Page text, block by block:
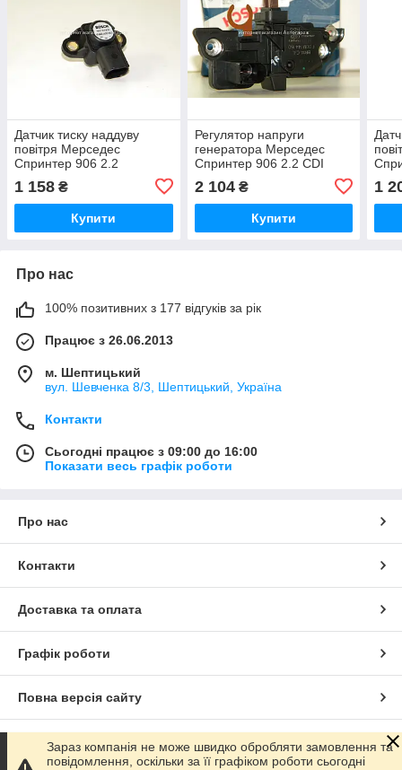
Датчик тиску наддуву
повітря Мерседес
Спринтер 906 2.2
CDI(OM646)/3.0 CDI 2006-
>
BOSCH(Німеччина)0261230193
1 158 ₴
Купити
Регулятор напруги
генератора Мерседес
Спринтер 906 2.2 CDI
(Німеччина) F00M144150
2 104₴
Купити
1
Про нас
100% позитивних з 177 відгуків за рік
Працює з 26.06.2013
м. Шептицький
вул. Шевченка 8/3, Шептицький, Україна
Контакти
Сьогодні працює з 09:00 до 16:00
Показати весь графік роботи
Про нас
Контакти
Доставка та оплата
Графік роботи
Повна версія сайту
Сайт створено на маркетплейсі Prom.ua
Зараз компанія не може швидко обробляти замовлення та
повідомлення, оскільки за її графіком роботи сьогодні